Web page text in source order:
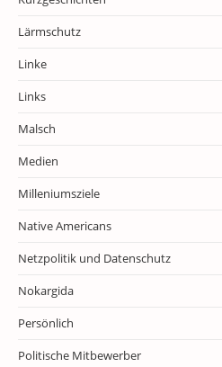
Lärmschutz
Linke
Links
Malsch
Medien
Milleniumsziele
Native Americans
Netzpolitik und Datenschutz
Nokargida
Persönlich
Politische Mitbewerber